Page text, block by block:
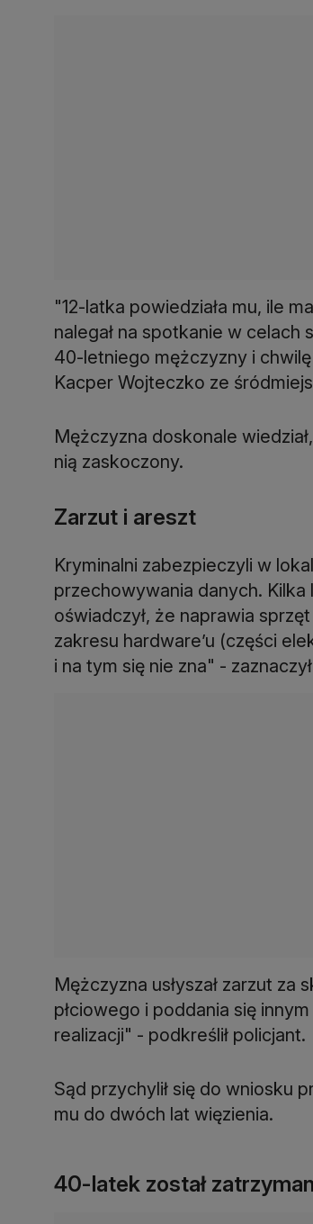
"12-latka powiedziała mu, ile
nalegał na spotkanie w celach
40-letniego mężczyzny i
Kacper Wojteczko ze
Mężczyzna doskonale
Zarzut i areszt
Kryminalni zabezpieczyli w
przechowywania danych.
oświadczył, że naprawia
zakresu hardware’u (części
Mężczyzna usłyszał zarzut za
płciowego i poddania się
realizacji" - podkreślił policjant.
Sąd przychylił się do wniosku
mu do dwóch lat więzienia.
40-latek został